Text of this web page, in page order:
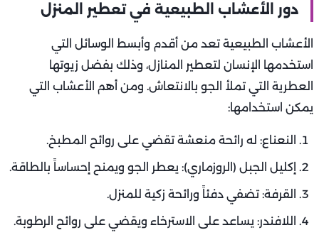
دور الأعشاب الطبيعية في تعطير المنزل
الأعشاب الطبيعية تعد من أقدم وأبسط الوسائل التي
استخدمها الإنسان لتعطير المنازل، وذلك بفضل زيوتها
العطرية التي تملأ الجو بالانتعاش. ومن أهم الأعشاب التي
يمكن استخدامها:
النعناع: له رائحة منعشة تقضي على روائح المطبخ.
إكليل الجبل (الروزماري): يعطر الجو ويمنح إحساساً بالطاقة.
القرفة: تضفي دفئاً ورائحة زكية للمنزل.
اللافندر: يساعد على الاسترخاء ويقضي على روائح الرطوبة.